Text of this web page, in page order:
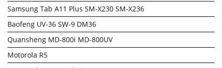
Samsung Tab A11 Plus SM-X230 SM-X236
Baofeng UV-36 SW-9 DM36
Quansheng MD-800i MD-800UV
Motorola R5